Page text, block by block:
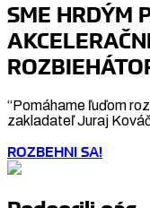
SME HRDÝM
“Pomáhame ľuďom
zakladateľ Juraj
ROZBEHNI SA!